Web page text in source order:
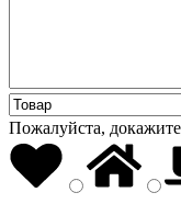
Пожалуйста,